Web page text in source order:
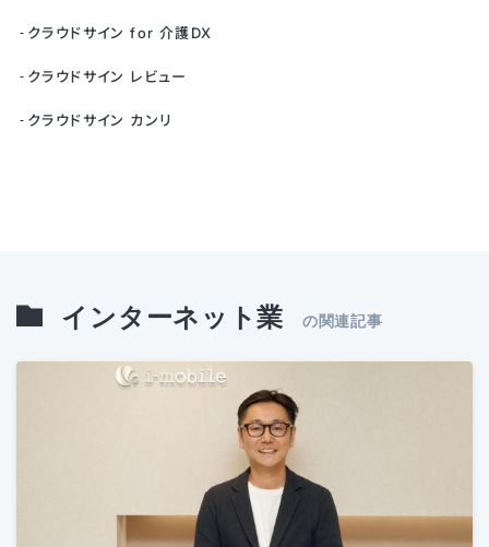
クラウドサイン for 介護DX
クラウドサイン レビュー
クラウドサイン カンリ
インターネット業 の関連記事